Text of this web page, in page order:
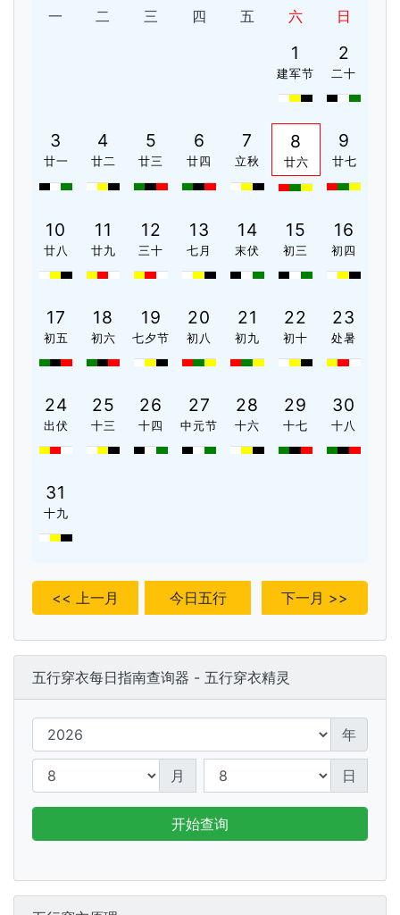
一 二 三 四 五 六 日
1
建军节
2
二十
3
廿一
4
廿二
5
廿三
6
廿四
7
立秋
8
廿六
9
廿七
10
廿八
11
廿九
12
三十
13
七月
14
末伏
15
初三
16
初四
17
初五
18
初六
19
七夕节
20
初八
21
初九
22
初十
23
处暑
24
出伏
25
十三
26
十四
27
中元节
28
十六
29
十七
30
十八
31
十九
<< 上一月 今日五行 下一月 >>
五行穿衣每日指南查询器 - 五行穿衣精灵
年
月 日
开始查询